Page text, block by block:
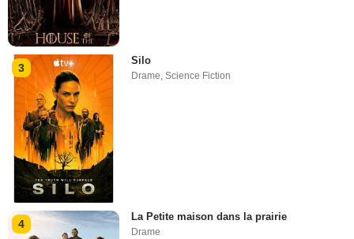
3
Silo
Drame,Science Fiction
4
La Petite maison dans la prairie
Drame